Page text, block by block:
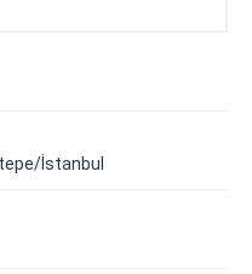
İstanbul